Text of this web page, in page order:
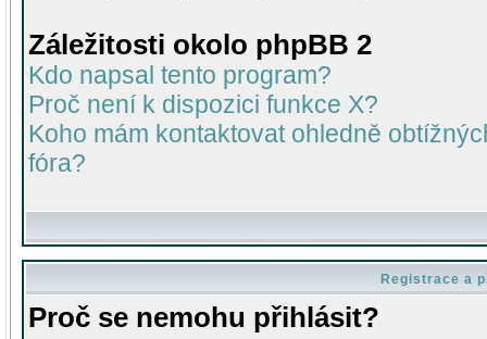
Záležitosti okolo phpBB 2
Kdo napsal tento program?
Proč není k dispozici funkce X?
Koho mám kontaktovat ohledně
fóra?
Registrace a
Proč se nemohu přihlásit?